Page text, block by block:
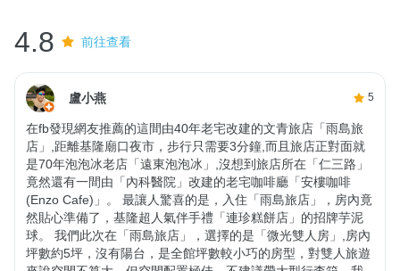
4.8 前往查看
盧小燕 5
在fb發現網友推薦的這間由40年老宅改建的文青旅店「雨島旅
店」,距離基隆廟口夜市，步行只需要3分鐘,而且旅店正對面就
是70年泡泡冰老店「遠東泡泡冰」,沒想到旅店所在「仁三路」
竟然還有一間由「內科醫院」改建的老宅咖啡廳「安樓咖啡
(Enzo Cafe)」。 最讓人驚喜的是，入住「雨島旅店」，房內竟
然貼心準備了，基隆超人氣伴手禮「連珍糕餅店」的招牌芋泥
球。 我們此次在「雨島旅店」，選擇的是「微光雙人房」,房內
坪數約5坪，沒有陽台，是全館坪數較小巧的房型，對雙人旅遊